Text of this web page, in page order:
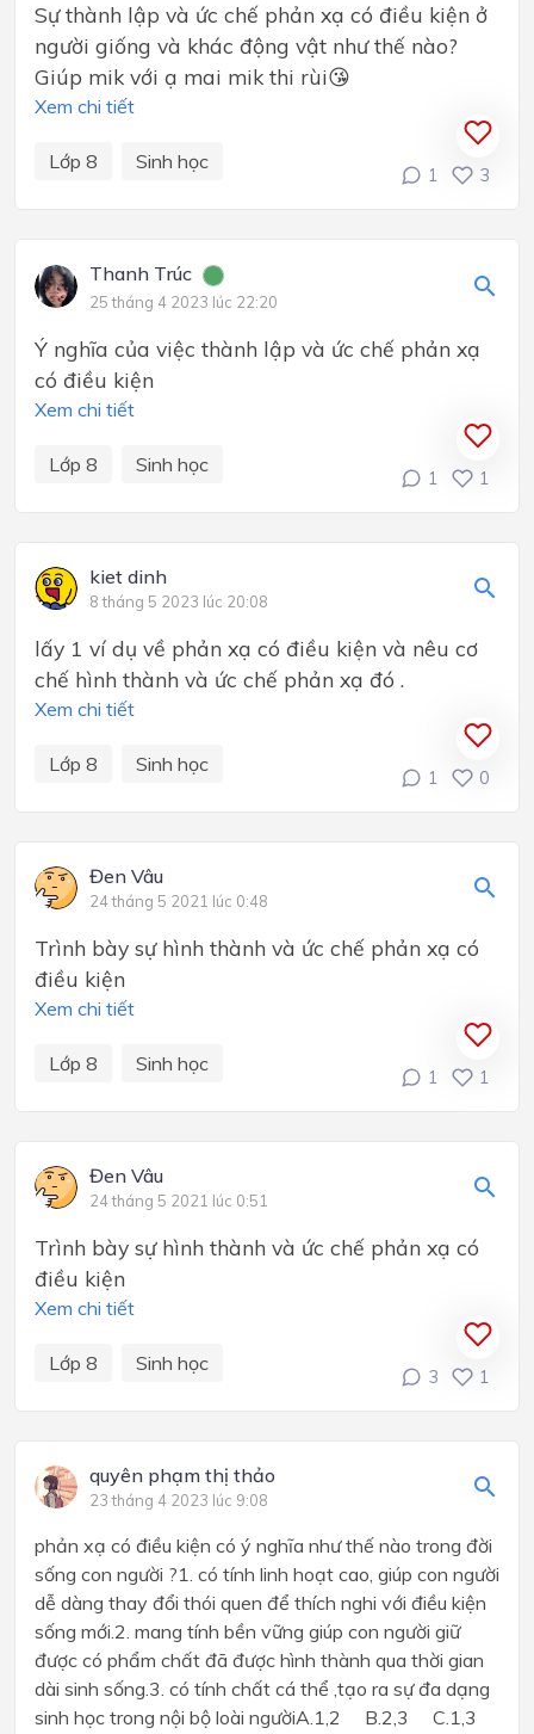
Sự thành lập và ức chế phản xạ có điều kiện ở
người giống và khác động vật như thế nào?
Giúp mik với ạ mai mik thi rùi😘
Xem chi tiết
Lớp 8 Sinh học
1 3
Thanh Trúc
25 tháng 4 2023 lúc 22:20
Ý nghĩa của việc thành lập và ức chế phản xạ
có điều kiện
Xem chi tiết
Lớp 8 Sinh học
1 1
kiet dinh
8 tháng 5 2023 lúc 20:08
lấy 1 ví dụ về phản xạ có điều kiện và nêu cơ
chế hình thành và ức chế phản xạ đó .
Xem chi tiết
Lớp 8 Sinh học
1 0
Đen Vâu
24 tháng 5 2021 lúc 0:48
Trình bày sự hình thành và ức chế phản xạ có
điều kiện
Xem chi tiết
Lớp 8 Sinh học
1 1
Đen Vâu
24 tháng 5 2021 lúc 0:51
Trình bày sự hình thành và ức chế phản xạ có
điều kiện
Xem chi tiết
Lớp 8 Sinh học
3 1
quyên phạm thị thảo
23 tháng 4 2023 lúc 9:08
phản xạ có điều kiện có ý nghĩa như thế nào trong đời
sống con người ?1. có tính linh hoạt cao, giúp con người
dễ dàng thay đổi thói quen để thích nghi với điều kiện
sống mới.2. mang tính bền vững giúp con người giữ
được có phẩm chất đã được hình thành qua thời gian
dài sinh sống.3. có tính chất cá thể ,tạo ra sự đa dạng
sinh học trong nội bộ loài ngườiA.1,2 B.2,3 C.1,3